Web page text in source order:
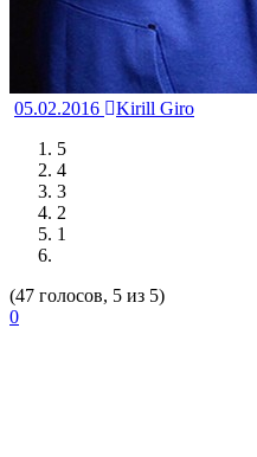
05.02.2016
Kirill Giro
5
4
3
2
1
(47 голосов, 5 из 5)
0